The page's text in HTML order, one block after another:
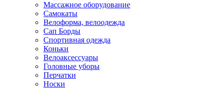
Массажное оборудование
Самокаты
Велоформа, велоодежда
Сап Борды
Спортивная одежда
Коньки
Велоаксессуары
Головные уборы
Перчатки
Носки